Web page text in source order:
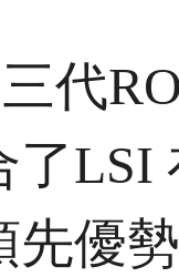
代
了
先優